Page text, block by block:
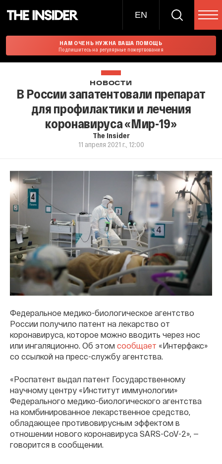
EN
НАМ ОЧЕНЬ НУЖНА ВАША ПОМОЩЬ
Подпишитесь на регулярные пожертвования
НОВОСТИ
В России запатентовали препарат
для профилактики и лечения
коронавируса «Мир-19»
The Insider
11 апреля 2021 г., 12:00
Федеральное медико-биологическое агентство
России получило патент на лекарство от
коронавируса, которое можно вводить через нос
или ингаляционно. Об этом сообщает «Интерфакс»
со ссылкой на пресс-службу агентства.
«Роспатент выдал патент Государственному
научному центру «Институт иммунологии»
Федерального медико-биологического агентства
на комбинированное лекарственное средство,
обладающее противовирусным эффектом в
отношении нового коронавируса SARS-CoV-2», —
говорится в сообщении.